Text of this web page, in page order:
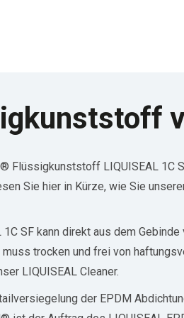
Flüssigkunststoff LIQUISEAL 1C
Sie hier in Kürze, wie Sie
1C SF kann direkt aus dem
muss trocken und frei von
LIQUISEAL Cleaner.
der EPDM